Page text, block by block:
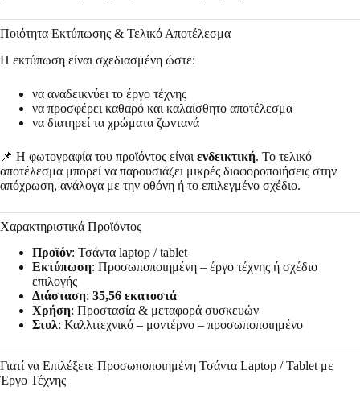
Ποιότητα Εκτύπωσης & Τελικό Αποτέλεσμα
Η εκτύπωση είναι σχεδιασμένη ώστε:
να αναδεικνύει το έργο τέχνης
να προσφέρει καθαρό και καλαίσθητο αποτέλεσμα
να διατηρεί τα χρώματα ζωντανά
📌 Η φωτογραφία του προϊόντος είναι ενδεικτική. Το τελικό
αποτέλεσμα μπορεί να παρουσιάζει μικρές διαφοροποιήσεις στην
απόχρωση, ανάλογα με την οθόνη ή το επιλεγμένο σχέδιο.
Χαρακτηριστικά Προϊόντος
Προϊόν: Τσάντα laptop / tablet
Εκτύπωση: Προσωποποιημένη – έργο τέχνης ή σχέδιο
επιλογής
Διάσταση: 35,56 εκατοστά
Χρήση: Προστασία & μεταφορά συσκευών
Στυλ: Καλλιτεχνικό – μοντέρνο – προσωποποιημένο
Γιατί να Επιλέξετε Προσωποποιημένη Τσάντα Laptop / Tablet με
Έργο Τέχνης